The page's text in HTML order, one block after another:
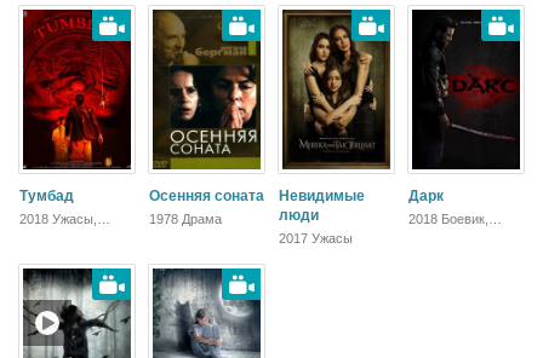
Тумбад
2018 Ужасы,
Осенняя соната
1978 Драма
Невидимые
люди
2017 Ужасы
Дарк
2018 Боевик,